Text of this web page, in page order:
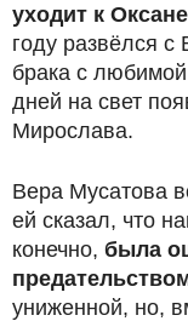
уходит к
году развёлся
брака с
дней на свет
Мирослава.
Вера Мусатова
ей сказал, что
конечно, была
униженной, но,